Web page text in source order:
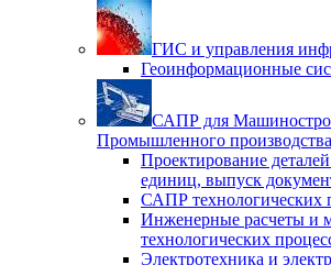
ГИС и управления
Геоинформационные
САПР для
Промышленного производства
Проектирование
единиц, выпуск
САПР технологических
Инженерные расчеты и
технологических
Электротехника и